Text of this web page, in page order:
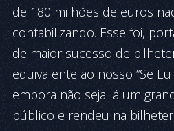
de 180 milhões de euros
contabilizando. Esse foi,
de maior su­cesso de
equivalente ao nosso “Se
embora não seja lá um
pú­blico e rendeu na